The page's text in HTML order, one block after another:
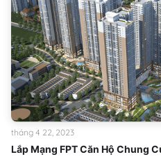
Lắp Mạng FPT Căn Hộ Chung
tháng 4 22, 2023